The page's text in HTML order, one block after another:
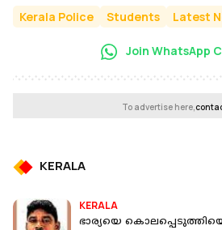
Kerala Police Students Latest
Join WhatsApp
To advertise here,
KERALA
KERALA
ഭാര്യയെ